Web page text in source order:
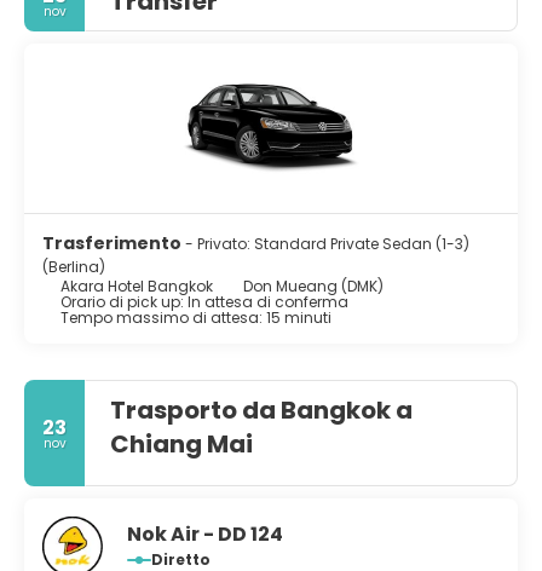
nov
Trasferimento - Privato: Standard Private Sedan (1-3)
(Berlina)
Akara Hotel Bangkok
Don Mueang (DMK)
Orario di pick up: In attesa di conferma
Tempo massimo di attesa: 15 minuti
23
nov
Trasporto da Bangkok a
Chiang Mai
Nok Air - DD 124
Diretto